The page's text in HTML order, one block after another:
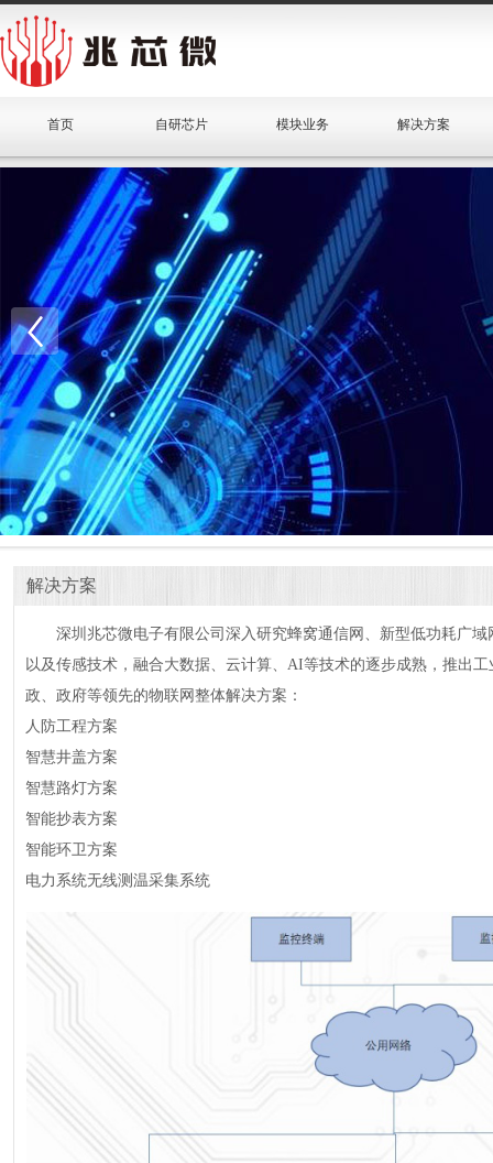
首页 自研芯片 模块业务 解决方案
解决方案
深圳兆芯微电子有限公司深入研究蜂窝通信网、新型低功耗广
以及传感技术，融合大数据、云计算、AI等技术的逐步成熟，推出
政、政府等领先的物联网整体解决方案：
人防工程方案
智慧井盖方案
智慧路灯方案
智能抄表方案
智能环卫方案
电力系统无线测温采集系统